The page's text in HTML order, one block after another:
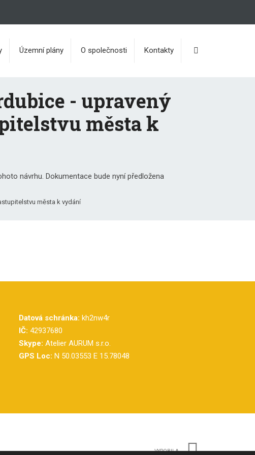
Územní plány O společnosti Kontakty
- upravený
města k
návrhu. Dokumentace bude nyní předložena
města k vydání
Datová schránka: kh2nw4r
IČ: 42937680
Skype: Atelier AURUM s.r.o.
GPS Loc: N 50.03553 E 15.78048
VYROBILA